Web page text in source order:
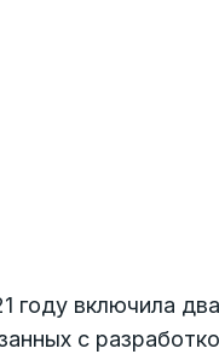
году включила
с